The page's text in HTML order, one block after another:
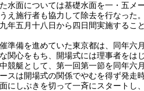
水面については基礎水面を一・五メ
え施行者も協力して除去を行なった。
五月十八日から四日間実施するこ
備を進めていた東京都は、同年六
関心をもち、開場式には理事者をは
艇として、第一回第一節を同年六
スは開場式の関係でやむを得ず発
にしぶきを切って一斉にスタートし